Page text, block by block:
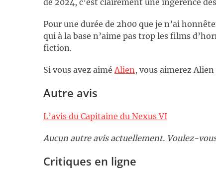
Pour une durée de 2h00 que je n’ai
qui à la base n’aime pas trop les films
fiction.
Si vous avez aimé Alien , vous aimerez
Autre avis
L’avis du Capitaine du Nexus VI
Aucun autre avis actuellement. Voulez-
Critiques en ligne